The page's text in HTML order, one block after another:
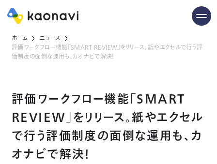
ホーム
ニュース
評価ワークフロー機能「SMART REVIEW」をリリース。紙やエクセルで行う評
価制度の面倒な運用も、カオナビで解決！
評価ワークフロー機能「SMART
REVIEW」をリリース。紙やエクセル
で行う評価制度の面倒な運用も、カ
オナビで解決！